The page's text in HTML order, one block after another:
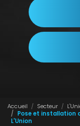
Accueil Secteur
Pose et installation
L'Union